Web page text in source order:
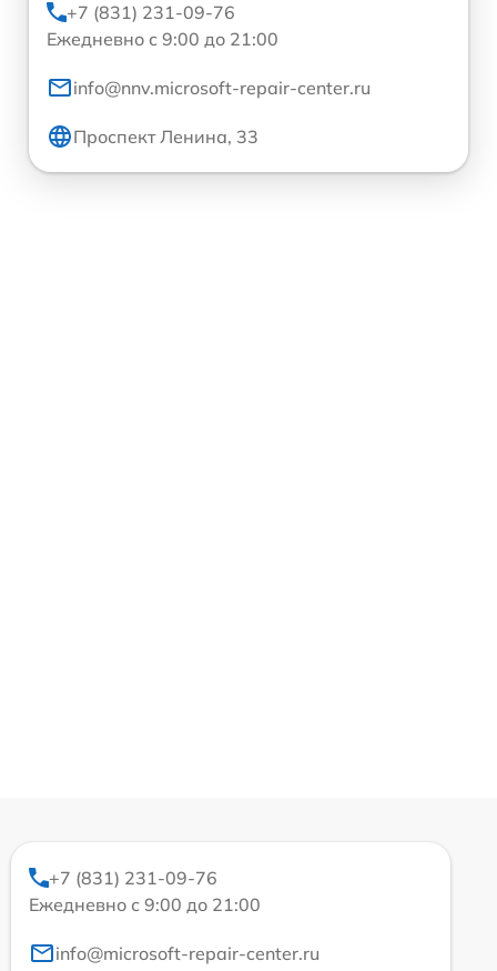
+7 (831) 231-09-76
Ежедневно с 9:00 до 21:00
info@nnv.microsoft-repair-center.ru
Проспект Ленина, 33
+7 (831) 231-09-76
Ежедневно с 9:00 до 21:00
info@microsoft-repair-center.ru